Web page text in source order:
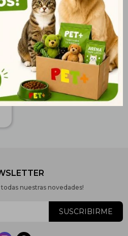
todas nuestras novedades!
SUSCRIBIRME